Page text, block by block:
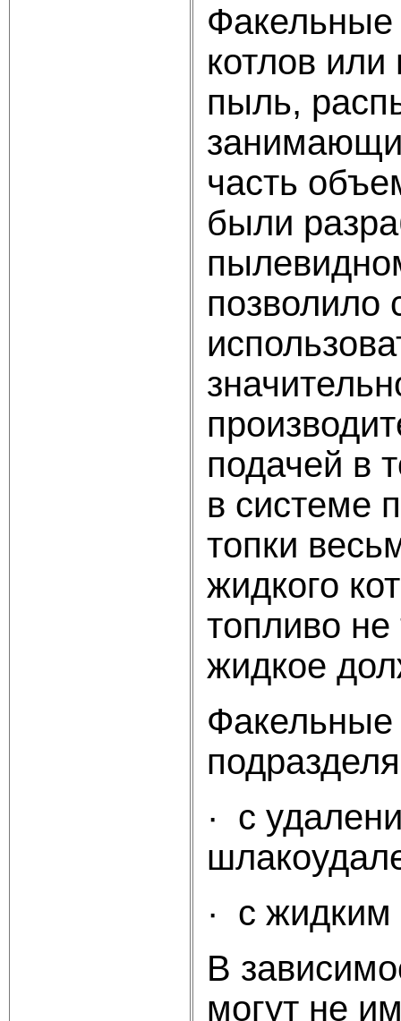
Факельные
котлов или
пыль,
часть
были
позволило
подачей в
в системе
топки
жидкого
топливо не
жидкое
Факельные
· с
· с
В
могут не